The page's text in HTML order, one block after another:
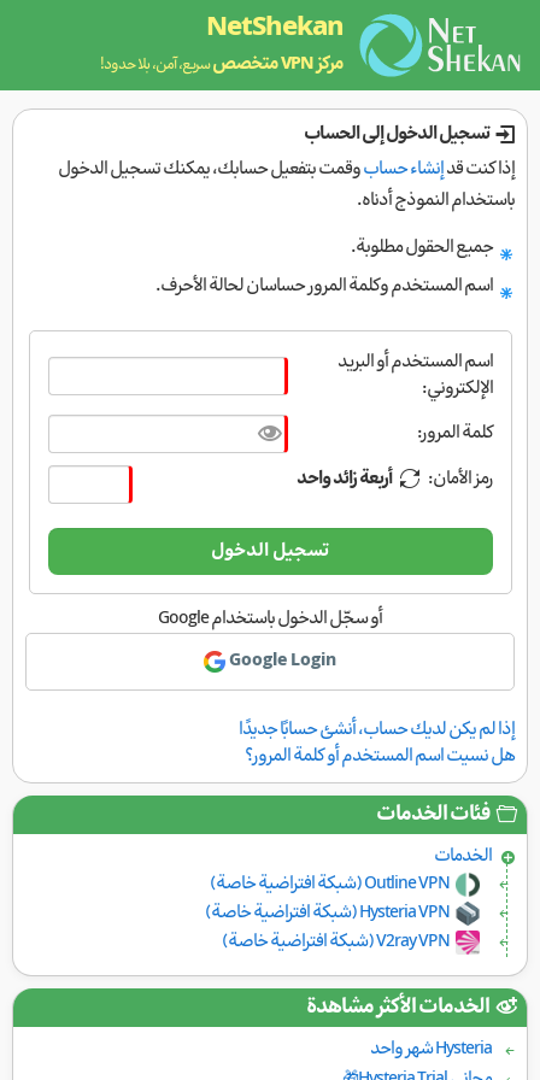
NetShekan
مركز VPN متخصص سريع، آمن، بلا حدود!
تسجيل الدخول إلى الحساب
إذا كنت قدإنشاء حسابوقمت بتفعيل حسابك، يمكنك تسجيل الدخول
باستخدام النموذج أدناه.
جميع الحقول مطلوبة.
اسم المستخدم وكلمة المرور حساسان لحالة الأحرف.
اسم المستخدم أو البريد
الإلكتروني:
كلمة المرور:
رمز الأمان:
أربعة زائد واحد
تسجيل الدخول
أو سجّل الدخول باستخدام Google
Google Login
إذا لم يكن لديك حساب، أنشئ حسابًا جديدًا
هل نسيت اسم المستخدم أو كلمة المرور؟
فئات الخدمات
الخدمات
Outline VPN (شبكة افتراضية خاصة)
Hysteria VPN (شبكة افتراضية خاصة)
V2ray VPN (شبكة افتراضية خاصة)
الخدمات الأكثر مشاهدة
Hysteria شهر واحد